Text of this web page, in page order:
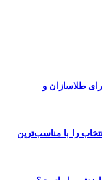
طلاسازان و
را با مناسب‌ترین